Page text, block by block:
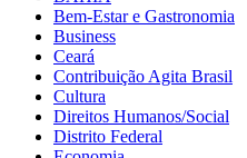
Bem-Estar e Gastronomia
Business
Ceará
Contribuição Agita Brasil
Cultura
Direitos Humanos/Social
Distrito Federal